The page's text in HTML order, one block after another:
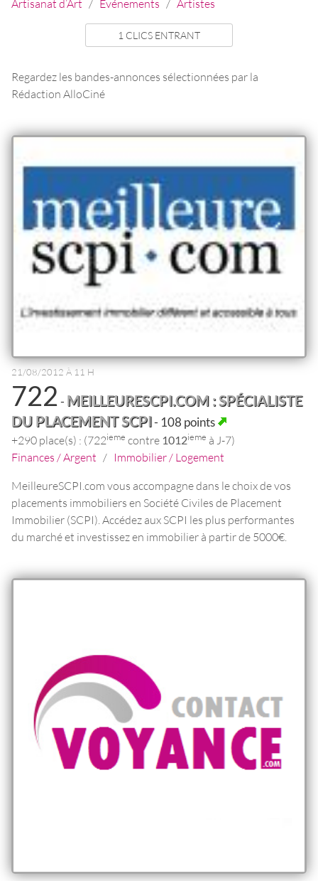
Artisanat d’Art / Evénements / Artistes
1 CLICS ENTRANT
Regardez les bandes-annonces sélectionnées par la
Rédaction AlloCiné
21/08/2012 À 11 H
722 - MEILLEURESCPI.COM : SPÉCIALISTE
DU PLACEMENT SCPI- 108 points
+290 place(s) : (722ieme contre 1012ieme à J-7)
Finances / Argent / Immobilier / Logement
MeilleureSCPI.com vous accompagne dans le choix de vos
placements immobiliers en Société Civiles de Placement
Immobilier (SCPI). Accédez aux SCPI les plus performantes
du marché et investissez en immobilier à partir de 5000€.